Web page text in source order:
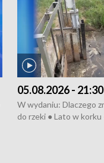
05.08.2026 - 21:30
W wydaniu: Dlaczego
do rzeki ● Lato w